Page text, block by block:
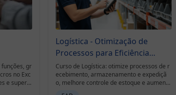
gr
no Exc
e supera
Logística - Otimização de
Processos para Eficiência
Operacional
Curso de Logística: otimize processos de r
ecebimento, armazenamento e expediçã
o, melhore controle de estoque e aumente